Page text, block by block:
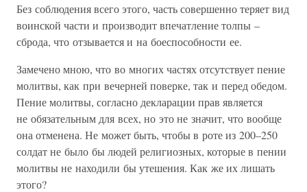
Без соблюдения всего этого, часть совершенно теряет вид
воинской части и производит впечатление толпы –
сброда, что отзывается и на боеспособности ее.
Замечено мною, что во многих частях отсутствует пение
молитвы, как при вечерней поверке, так и перед обедом.
Пение молитвы, согласно декларации прав является
не обязательным для всех, но это не значит, что вообще
она отменена. Не может быть, чтобы в роте из 200–250
солдат не было бы людей религиозных, которые в пении
молитвы не находили бы утешения. Как же их лишать
этого?